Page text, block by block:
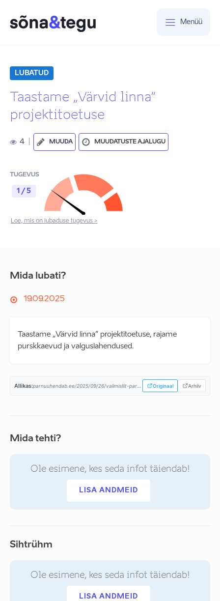
Menüü
LUBATUD
Taastame „Värvid linna“
projektitoetuse
4 MUUDA MUUDATUSTE AJALUGU
TUGEVUS
1 / 5
Loe, mis on lubaduse tugevus >
Mida lubati?
19.09.2025
Taastame „Värvid linna“ projektitoetuse, rajame
purskkaevud ja valguslahendused.
Allikas: Originaal Arhiiv
Mida tehti?
Ole esimene, kes seda infot täiendab!
LISA ANDMEID
Sihtrühm
Ole esimene, kes seda infot täiendab!
LISA ANDMEID